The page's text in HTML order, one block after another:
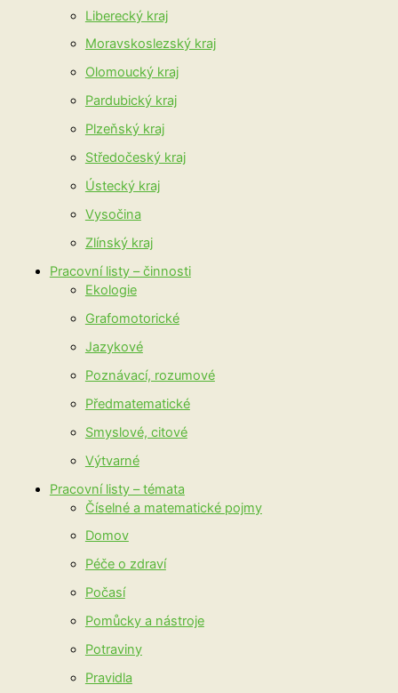
Liberecký kraj
Moravskoslezský kraj
Olomoucký kraj
Pardubický kraj
Plzeňský kraj
Středočeský kraj
Ústecký kraj
Vysočina
Zlínský kraj
Pracovní listy – činnosti
Ekologie
Grafomotorické
Jazykové
Poznávací, rozumové
Předmatematické
Smyslové, citové
Výtvarné
Pracovní listy – témata
Číselné a matematické pojmy
Domov
Péče o zdraví
Počasí
Pomůcky a nástroje
Potraviny
Pravidla